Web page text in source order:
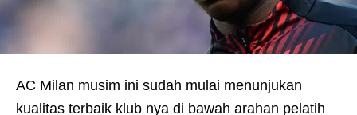
AC Milan musim ini sudah mulai menunjukan
kualitas terbaik klub nya di bawah arahan pelatih